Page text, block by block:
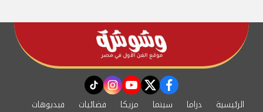
facebook
twitter
youtube
instagram
tiktok
الرئيسية دراما سينما مزيكا فضائيات فيديوهات